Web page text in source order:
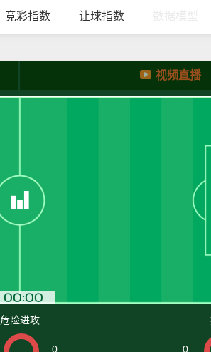
竞彩指数 让球指数
视频直播
危险进攻
0 0